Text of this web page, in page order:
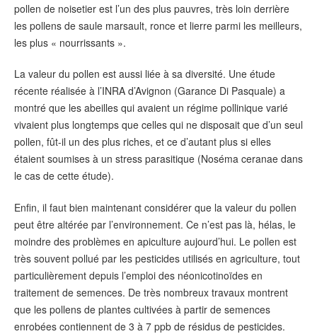
pollen de noisetier est l’un des plus pauvres, très loin derrière
les pollens de saule marsault, ronce et lierre parmi les meilleurs,
les plus « nourrissants ».
La valeur du pollen est aussi liée à sa diversité. Une étude
récente réalisée à l’INRA d’Avignon (Garance Di Pasquale) a
montré que les abeilles qui avaient un régime pollinique varié
vivaient plus longtemps que celles qui ne disposait que d’un seul
pollen, fût-il un des plus riches, et ce d’autant plus si elles
étaient soumises à un stress parasitique (Noséma ceranae dans
le cas de cette étude).
Enfin, il faut bien maintenant considérer que la valeur du pollen
peut être altérée par l’environnement. Ce n’est pas là, hélas, le
moindre des problèmes en apiculture aujourd’hui. Le pollen est
très souvent pollué par les pesticides utilisés en agriculture, tout
particulièrement depuis l’emploi des néonicotinoïdes en
traitement de semences. De très nombreux travaux montrent
que les pollens de plantes cultivées à partir de semences
enrobées contiennent de 3 à 7 ppb de résidus de pesticides.